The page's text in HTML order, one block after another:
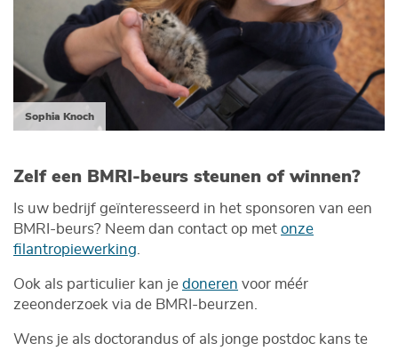
Sophia Knoch
Zelf een BMRI-beurs steunen of winnen?
Is uw bedrijf geïnteresseerd in het sponsoren van een
BMRI-beurs? Neem dan contact op met onze
filantropiewerking
Ook als particulier kan je doneren voor méér
zeeonderzoek via de BMRI-beurzen.
Wens je als doctorandus of als jonge postdoc kans te